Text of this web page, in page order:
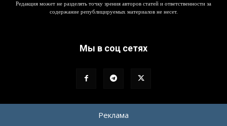
Редакция может не разделять точку зрения авторов статей и ответственности за
содержание републицируемых материалов не несет.
Мы в соц сетях
Реклама